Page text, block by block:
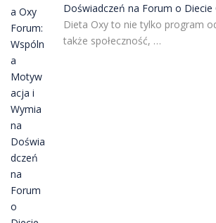
Doświadczeń na Forum o Diecie
Dieta Oxy to nie tylko program
także społeczność, …